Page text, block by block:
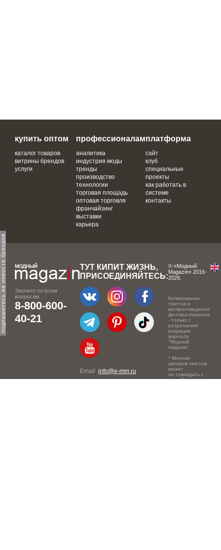
подпишитесь на новости брендов
купить оптом
каталог товаров
витрины брендов
услуги
профессионалам
аналитика
индустрия моды
тренды
производство
технологии
торговая площадь
оптовая торговля
франчайзинг
выставки
карьера
платформа
сайт
клуб
специальные
проекты
как работать в
системе
контакты
Звоните по всем
вопросам
8-800-600-
40-21
ТУТ КИПИТ ЖИЗНЬ,
ПРИСОЕДИНЯЙТЕСЬ:
Email: info@e-mm.ru
© «Модный
Magazin» 2016-
2026.
Копирование
текстов и
воспроизведение
фотоматериалов
- только с
разрешения
редакции
журнала
"Модный
magazin".
* Мнение
авторов текстов
может
не совпадать с
точкой зрения